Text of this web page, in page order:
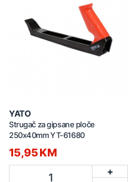
YATO
Strugač za gipsane ploče
250x40mm YT-61680
15,95 KM
1
+